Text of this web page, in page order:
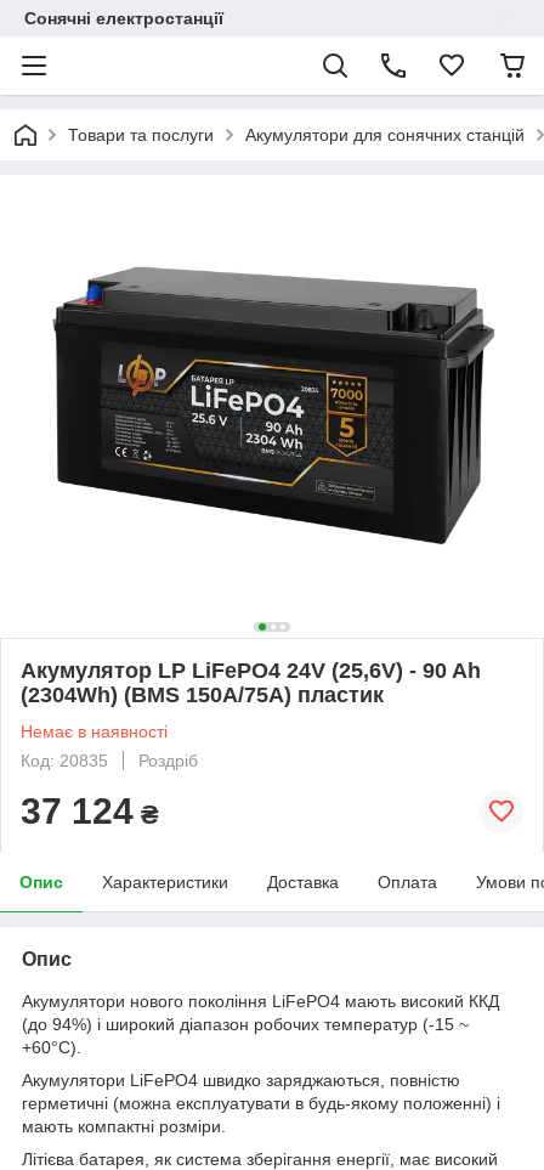
Сонячні електростанції
Товари та послуги Акумулятори для сонячних станцій
Акумулятор LP LiFePO4 24V (25,6V) - 90 Ah
(2304Wh) (BMS 150A/75А) пластик
Немає в наявності
Код: 20835
Роздріб
37 124 ₴
Опис Характеристики Доставка Оплата Умови
Опис
Акумулятори нового покоління LiFePO4 мають високий ККД
(до 94%) і широкий діапазон робочих температур (-15 ~
+60°C).
Акумулятори LiFePO4 швидко заряджаються, повністю
герметичні (можна експлуатувати в будь-якому положенні) і
мають компактні розміри.
Літієва батарея, як система зберігання енергії, має високий